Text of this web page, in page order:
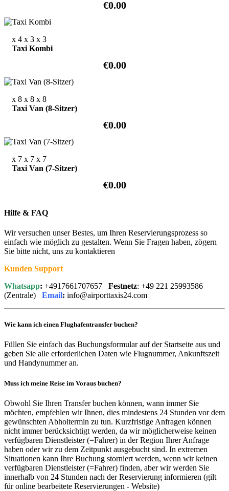
€0.00
x 4 x 3 x 3
Taxi Kombi
€0.00
x 8 x 8 x 8
Taxi Van (8-Sitzer)
€0.00
x 7 x 7 x 7
Taxi Van (7-Sitzer)
€0.00
Hilfe & FAQ
Wir versuchen unser Bestes, um Ihren Reservierungsprozess so
einfach wie möglich zu gestalten. Wenn Sie Fragen haben, zögern
Sie bitte nicht, uns zu kontaktieren
Kunden Support
Whatsapp: +4917661707657 Festnetz: +49 221 25993586
(Zentrale) Email: info@airporttaxis24.com
Wie kann ich einen Flughafentransfer buchen?
Füllen Sie einfach das Buchungsformular auf der Startseite aus und
geben Sie alle erforderlichen Daten wie Flugnummer, Ankunftszeit
und Handynummer an.
Muss ich meine Reise im Voraus buchen?
Obwohl Sie Ihren Transfer buchen können, wann immer Sie
möchten, empfehlen wir Ihnen, dies mindestens 24 Stunden vor dem
gewünschten Abholtermin zu tun. Kurzfristige Anfragen können
nicht immer berücksichtigt werden, da wir möglicherweise keinen
verfügbaren Dienstleister (=Fahrer) in der Region Ihrer Anfrage
haben oder wir zu dem Zeitpunkt ausgebucht sind. In extremen
Situationen kann Ihre Buchung storniert werden, wenn wir keinen
verfügbaren Dienstleister (=Fahrer) finden, aber wir werden Sie
innerhalb von 24 Stunden nach der Reservierung informieren (gilt
für online bearbeitete Reservierungen - Website)